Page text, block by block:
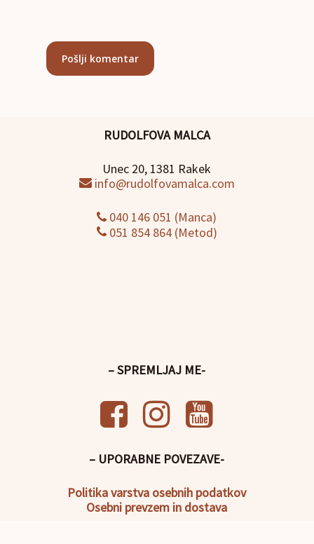
RUDOLFOVA MALCA
Unec 20, 1381 Rakek
info@rudolfovamalca.com
040 146 051 (Manca)
051 854 864 (Metod)
– SPREMLJAJ ME-
– UPORABNE POVEZAVE-
Politikavarstva osebnih podatkov
Osebni prevzem in dostava